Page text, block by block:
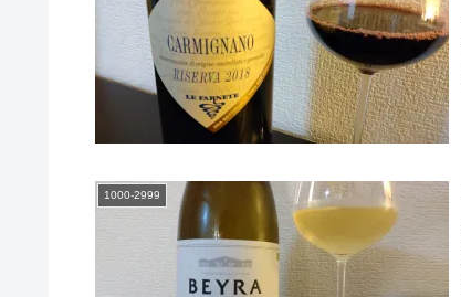
1000-2999